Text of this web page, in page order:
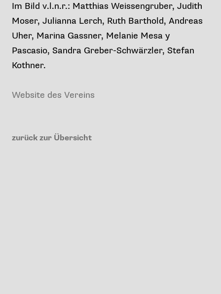
Im Bild v.l.n.r.: Matthias Weissengruber, Judith
Moser, Julianna Lerch, Ruth Barthold, Andreas
Uher, Marina Gassner, Melanie Mesa y
Pascasio, Sandra Greber-Schwärzler, Stefan
Kothner.
Website des Vereins
zurück zur Übersicht